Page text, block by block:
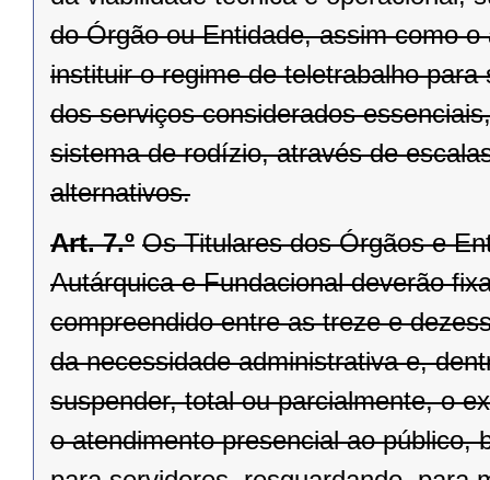
do Órgão ou Entidade, assim como
instituir o regime de teletrabalho
dos serviços considerados
sistema de rodízio, através de
alternativos.
Art. 7.º Os Titulares dos Órgãos e
Autárquica e Fundacional deverão
compreendido entre as treze e
da necessidade administrativa e,
suspender, total ou parcialmente, o
o atendimento presencial ao público,